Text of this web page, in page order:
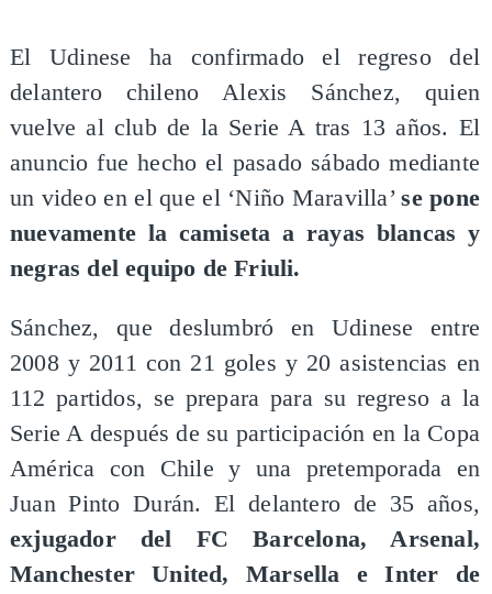
El Udinese ha confirmado el regreso del
delantero chileno Alexis Sánchez, quien
vuelve al club de la Serie A tras 13 años. El
anuncio fue hecho el pasado sábado mediante
un video en el que el ‘Niño Maravilla’se pone
nuevamente la camiseta a rayas blancas y
negras del equipo de Friuli.
Sánchez, que deslumbró en Udinese entre
2008 y 2011 con 21 goles y 20 asistencias en
112 partidos, se prepara para su regreso a la
Serie A después de su participación en la Copa
América con Chile y una pretemporada en
Juan Pinto Durán. El delantero de 35 años,
exjugador del FC Barcelona, Arsenal,
Manchester United, Marsella e Inter de